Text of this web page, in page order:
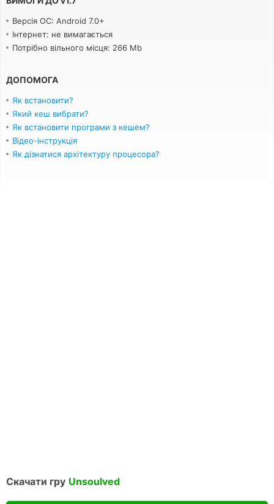
Версія ОС: Android 7.0+
Інтернет: не вимагається
Потрібно вільного місця: 266 Mb
ДОПОМОГА
Як встановити?
Який кеш вибрати?
Як встановити програми з кешем?
Відео-інструкція
Як дізнатися архітектуру процесора?
Скачати гру Unsoulved